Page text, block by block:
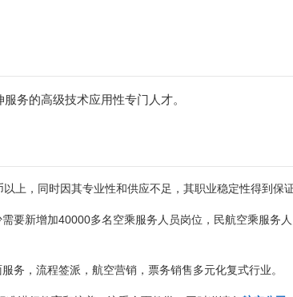
务的高级技术应用性专门人才。
上，同时因其专业性和供应不足，其职业稳定性得到保证
要新增加40000多名空乘服务人员岗位，民航空乘服务
务，流程签派，航空营销，票务销售多元化复式行业。